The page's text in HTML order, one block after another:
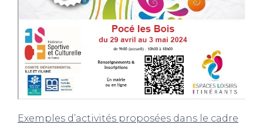
Exemples d’activités proposées dans le cadre